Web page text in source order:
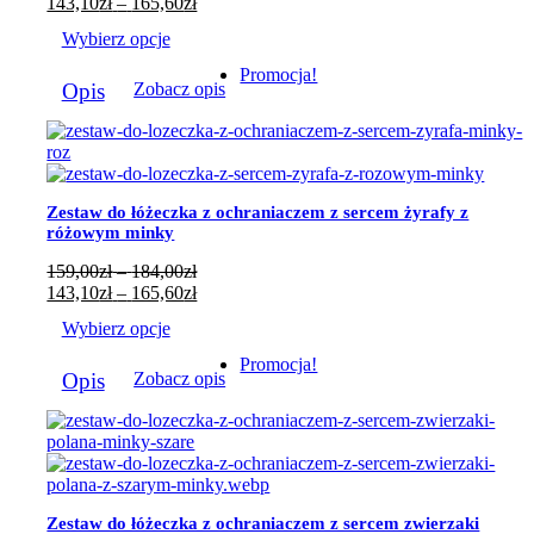
184,00zł
143,10zł
do
Wybierz opcje
produkt
ma
wiele
wariantów.
Opcje
można
wybrać
na
stronie
produktu
Opis Zobacz opis
Promocja!
Zestaw do łóżeczka z ochraniaczem z sercem żyrafy z
różowym minky
159,00zł – 184,00złZakres
cen:
184,00zł
143,10zł – 165,60złZakres
143,10zł
do
Wybierz opcje
produkt
ma
wiele
wariantów.
Opcje
można
wybrać
Opis Zobacz opis
Promocja!
Zestaw do łóżeczka z ochraniaczem z sercem zwierzaki